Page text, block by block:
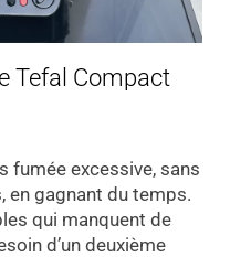
Tefal Compact
fumée excessive, sans
en gagnant du temps.
qui manquent de
d’un deuxième